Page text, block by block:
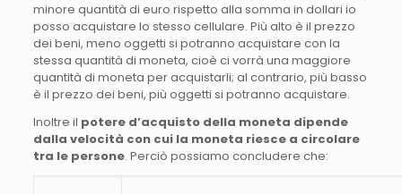
minore quantità di euro rispetto alla somma in dollari io
posso acquistare lo stesso cellulare. Più alto è il prezzo
dei beni, meno oggetti si potranno acquistare con la
stessa quantità di moneta, cioè ci vorrà una maggiore
quantità di moneta per acquistarli; al contrario, più basso
è il prezzo dei beni, più oggetti si potranno acquistare.
Inoltre il potere d’acquisto della moneta dipende
dalla velocità con cui la moneta riesce a circolare
tra le persone. Perciò possiamo concludere che: